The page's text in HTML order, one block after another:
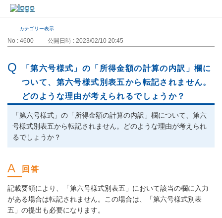
カテゴリー表示
No : 4600 公開日時 : 2023/02/10 20:45
「第六号様式」の「所得金額の計算の内訳」欄に
ついて、第六号様式別表五から転記されません。
どのような理由が考えられるでしょうか？
「第六号様式」の「所得金額の計算の内訳」欄について、第六
号様式別表五から転記されません。どのような理由が考えられ
るでしょうか？
記載要領により、「第六号様式別表五」において該当の欄に入力
がある場合は転記されません。この場合は、「第六号様式別表
五」の提出も必要になります。